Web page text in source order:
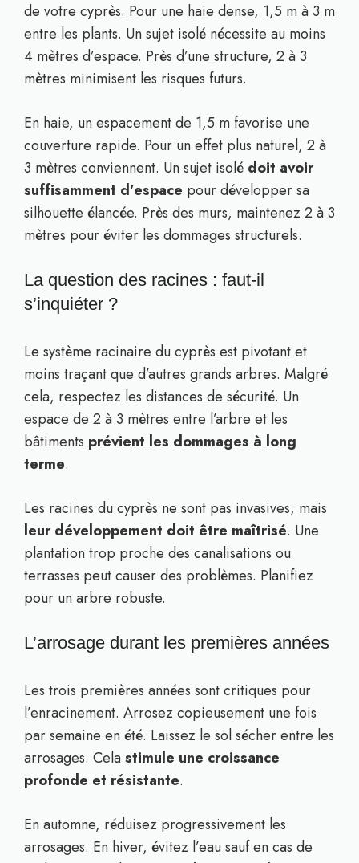
de votre cyprès. Pour une haie dense, 1,5 m à 3 m
entre les plants. Un sujet isolé nécessite au moins
4 mètres d’espace. Près d’une structure, 2 à 3
mètres minimisent les risques futurs.
En haie, un espacement de 1,5 m favorise une
couverture rapide. Pour un effet plus naturel, 2 à
3 mètres conviennent. Un sujet isolé doit avoir
suffisamment d’espace pour développer sa
silhouette élancée. Près des murs, maintenez 2 à 3
mètres pour éviter les dommages structurels.
La question des racines : faut-il
s’inquiéter ?
Le système racinaire du cyprès est pivotant et
moins traçant que d’autres grands arbres. Malgré
cela, respectez les distances de sécurité. Un
espace de 2 à 3 mètres entre l’arbre et les
bâtiments prévient les dommages à long
terme.
Les racines du cyprès ne sont pas invasives, mais
leur développement doit être maîtrisé. Une
plantation trop proche des canalisations ou
terrasses peut causer des problèmes. Planifiez
pour un arbre robuste.
L’arrosage durant les premières années
Les trois premières années sont critiques pour
l’enracinement. Arrosez copieusement une fois
par semaine en été. Laissez le sol sécher entre les
arrosages. Celastimule une croissance
profonde et résistante.
En automne, réduisez progressivement les
arrosages. En hiver, évitez l’eau sauf en cas de